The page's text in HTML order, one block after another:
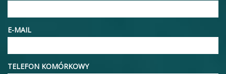
E-MAIL
TELEFON KOMÓRKOWY